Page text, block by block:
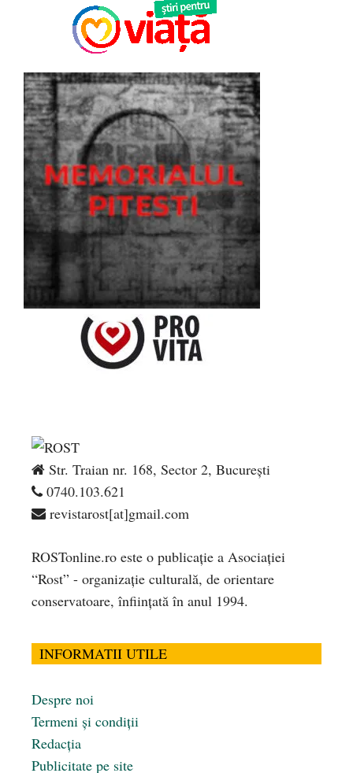
Str. Traian nr. 168, Sector 2, București
0740.103.621
revistarost[at]gmail.com
ROSTonline.ro este o publicaţie a Asociaţiei
“Rost” - organizaţie culturală, de orientare
conservatoare, înfiinţată în anul 1994.
INFORMATII UTILE
Despre noi
Termeni și condiții
Redacția
Publicitate pe site